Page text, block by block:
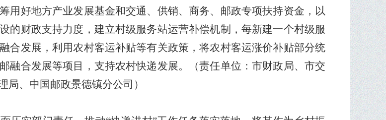
用好地方产业发展基金和交通、供销、商务、邮政专项扶持资金，以
的财政支持力度，建立村级服务站运营补偿机制，每新建一个村级服
合发展，利用农村客运补贴等有关政策，将农村客运涨价补贴部分统
融合发展等项目，支持农村快递发展。
（责任单位：市财政局、市交
、中国邮政景德镇分公司）